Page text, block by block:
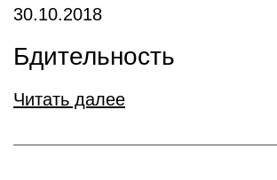
30.10.2018
Бдительность
Читать далее